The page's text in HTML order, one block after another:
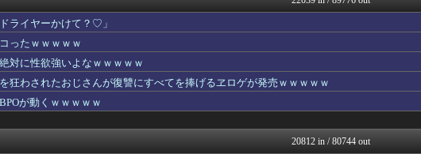
ィ、真剣に議論
いたしん！
店員が韓国人団体客と口論になった理由がこち...
コリアル
すよ👍🏻
ス記録を達成、無駄な発電や送...
本10人韓国0人で錯乱！久保建英を酷評...
WorldFootball...
じゃ原神超えなんて無理そうだな🤪
原神速報 | GENSHI...
の可能性「やばい！」 チケット6万超えが...
まる♥
漫画まとめ速報
まだ自分を健常者だと思ってるのヤバすぎだ...
モンハンまとめ速報【モンハ...
ライヤーかけて？♡」
ったｗｗｗｗｗ
対に性欲強いよなｗｗｗｗｗ
狂わされたおじさんが復讐にすべてを捧げるヱロゲが発売ｗｗｗｗｗ
が動くｗｗｗｗｗ
20812 in / 80744 out